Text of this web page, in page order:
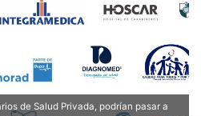
de Salud Privada, podrían pasar a